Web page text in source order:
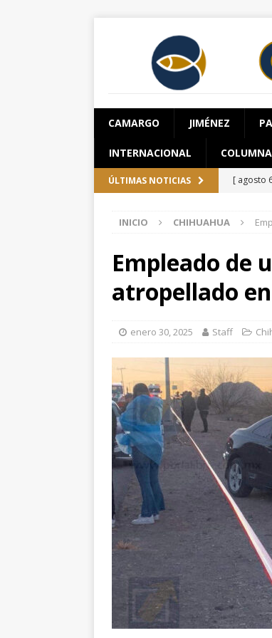
CAMARGO JIMÉNEZ
INTERNACIONAL COLUMNA
ÚLTIMAS NOTICIAS [ agosto
[ agosto
ESTATAL
pretextos
[ agosto
ESTATAL
INICIO CHIHUAHUA
Empleado de
atropellado
enero 30, 2025 Staff